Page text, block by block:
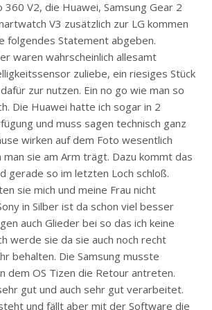
V2, die Huawei, Samsung Gear 2
V3 zusätzlich zur LG kommen
folgendes Statement abgeben.
waren wahrscheinlich allesamt
zuliebe, ein riesiges Stück
zur nutzen. Ein no go wie man so
Die Huawei hatte ich sogar in 2
und muss sagen technisch ganz
wirken auf dem Foto wesentlich
sie am Arm trägt. Dazu kommt das
gerade so im letzten Loch schloß.
sie mich und meine Frau nicht
in Silber ist da schon viel besser
auch Glieder bei so das ich keine
werde sie da sie auch noch recht
behalten. Die Samsung musste
dem OS Tizen die Retour antreten.
gut und auch sehr gut verarbeitet.
und fällt aber mit der Software die